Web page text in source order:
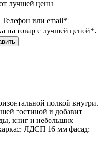
от лучшей цены
Телефон или email*:
на товар с лучшей ценой*:
полкой внутри.
гостиной и добавит
книг и небольших
ЛДСП 16 мм фасад: